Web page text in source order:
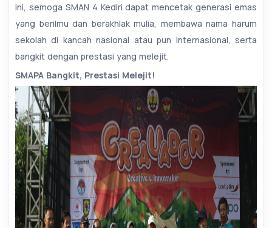
ini, semoga SMAN 4 Kediri dapat mencetak generasi emas
yang berilmu dan berakhlak mulia, membawa nama harum
sekolah di kancah nasional atau pun internasional, serta
bangkit dengan prestasi yang melejit.
SMAPA Bangkit, Prestasi Melejit!